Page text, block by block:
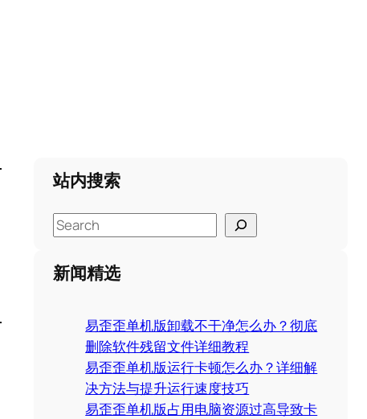
站内搜索
S
e
a
r
新闻精选
易歪歪单机版卸载不干净怎么办？彻底
删除软件残留文件详细教程
易歪歪单机版运行卡顿怎么办？详细解
决方法与提升运行速度技巧
易歪歪单机版占用电脑资源过高导致卡